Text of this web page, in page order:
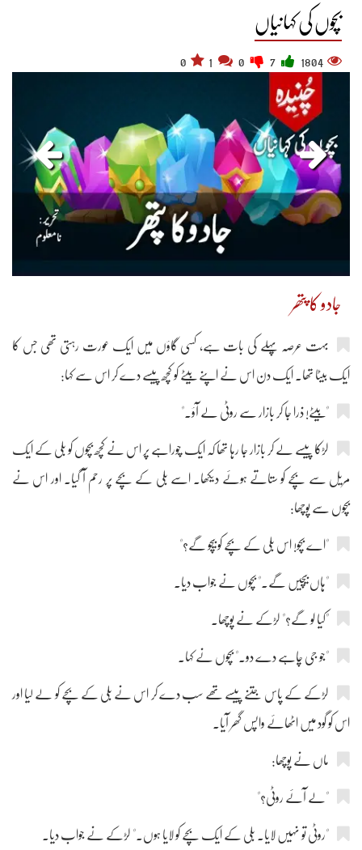
بچوں کی کہانیاں
1804
0
جادو کا پتھر
بہت عرصہ پہلے کی بات ہے، کسی گاؤں میں ایک عورت رہتی تھی جس کا
ایک بیٹا تھا۔ ایک دن اس نے اپنے بیٹے کو کچھ پیسے دے کر اس سے کہا:
"بیٹے! ذرا جا کر بازار سے روٹی لے آؤ۔"
لڑکا پیسے لے کر بازار جا رہا تھا کہ ایک چوراہے پر اس نے کچھ بچوں کو بلی کے ایک
مریل سے بچے کو ستاتے ہوئے دیکھا۔ اسے بلی کے بچے پر رحم آ گیا۔ اور اس نے
بچوں سے پوچھا:
"اے بچو! اس بلی کے بچے کو بیچو گے؟"
"ہاں بیچیں گے۔" بچوں نے جواب دیا۔
"کیا لو گے؟" لڑکے نے پوچھا۔
"جو جی چاہے دے دو۔" بچوں نے کہا۔
لڑکے کے پاس جتنے پیسے تھے سب دے کر اس نے بلی کے بچے کو لے لیا اور
اس کو گود میں اٹھائے واپس گھر آیا۔
ماں نے پوچھا:
"لے آئے روٹی؟"
"روٹی تو نہیں لایا۔ بلی کے ایک بچے کو لایا ہوں۔" لڑکے نے جواب دیا۔